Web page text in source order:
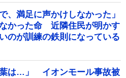
、満足に声かけしなかった」
かった命 近隣住民が明かす
のが訓練の鉄則になっている
葉は…」 イオンモール事故被